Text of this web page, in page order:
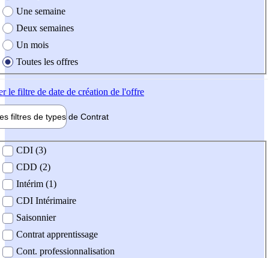
Une semaine
Deux semaines
Un mois
Toutes les offres
le filtre de date de création de l'offre
filtres de types de Contrat
contrat
CDI (3)
CDD (2)
Intérim (1)
CDI Intérimaire
Saisonnier
Contrat apprentissage
Cont. professionnalisation